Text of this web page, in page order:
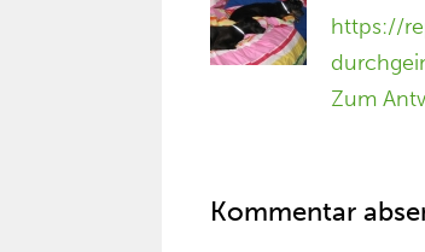
https://
Zum
Kommentar